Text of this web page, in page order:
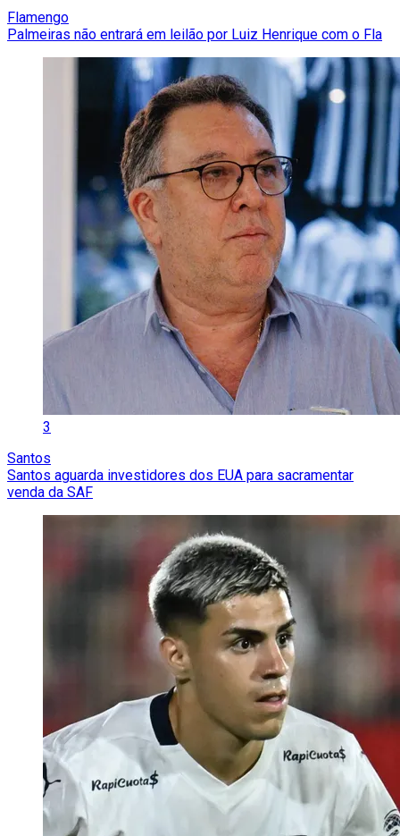
Flamengo
Palmeiras não entrará em leilão por Luiz Henrique com o Fla
3
Santos
Santos aguarda investidores dos EUA para sacramentar
venda da SAF